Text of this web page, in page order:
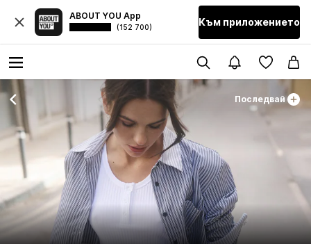
ABOUT YOU App
(152 700) Към приложението
Последвай